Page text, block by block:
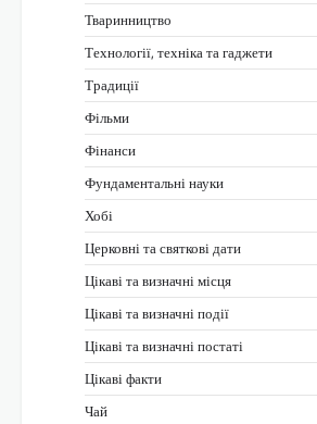
Тваринництво
Технології, техніка та гаджети
Традиції
Фільми
Фінанси
Фундаментальні науки
Хобі
Церковні та святкові дати
Цікаві та визначні місця
Цікаві та визначні події
Цікаві та визначні постаті
Цікаві факти
Чай